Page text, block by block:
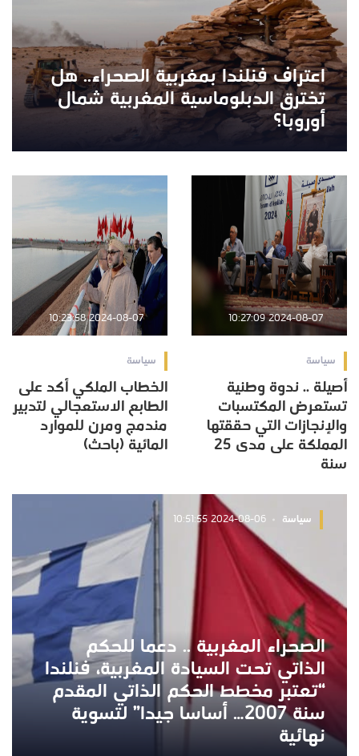
اعتراف فنلندا بمغربية الصحراء.. هل
تخترق الدبلوماسية المغربية شمال
أوروبا؟
2024-08-07 10:27:09
سياسة
أصيلة .. ندوة وطنية
تستعرض المكتسبات
والإنجازات التي حققتها
المملكة على مدى 25
سنة
2024-08-07 10:23:58
سياسة
الخطاب الملكي أكد على
الطابع الاستعجالي لتدبير
مندمج ومرن للموارد
المائية (باحث)
سياسة 2024-08-06 10:51:55
الصحراء المغربية .. دعما للحكم
الذاتي تحت السيادة المغربية، فنلندا
“تعتبر مخطط الحكم الذاتي المقدم
سنة 2007… أساسا جيدا” لتسوية
نهائية